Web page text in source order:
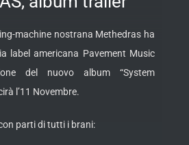
machine nostrana Methedras ha
label americana Pavement Music
del nuovo album “System
l’11 Novembre.
parti di tutti i brani: